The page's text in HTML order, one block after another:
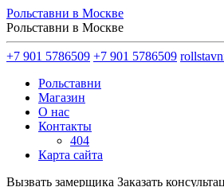
Рольставни в Москве
Рольставни в Москве
+7 901 5786509 +7 901 5786509
Рольставни
Магазин
О нас
Контакты
404
Карта сайта
Вызвать замерщика Заказать